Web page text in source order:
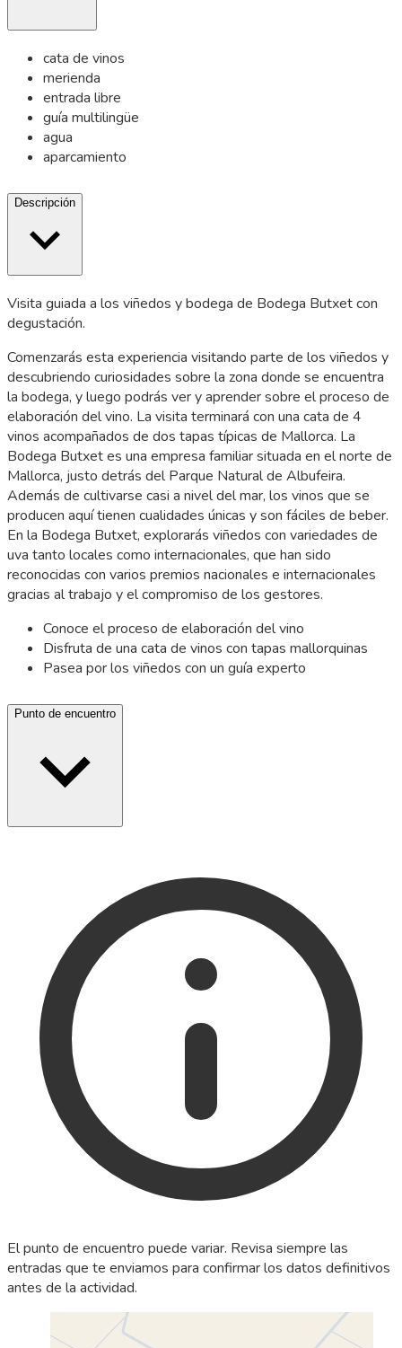
cata de vinos
merienda
entrada libre
guía multilingüe
agua
aparcamiento
Descripción
Visita guiada a los viñedos y bodega de Bodega Butxet con
degustación.
Comenzarás esta experiencia visitando parte de los viñedos y
descubriendo curiosidades sobre la zona donde se encuentra
la bodega, y luego podrás ver y aprender sobre el proceso de
elaboración del vino. La visita terminará con una cata de 4
vinos acompañados de dos tapas típicas de Mallorca. La
Bodega Butxet es una empresa familiar situada en el norte de
Mallorca, justo detrás del Parque Natural de Albufeira.
Además de cultivarse casi a nivel del mar, los vinos que se
producen aquí tienen cualidades únicas y son fáciles de beber.
En la Bodega Butxet, explorarás viñedos con variedades de
uva tanto locales como internacionales, que han sido
reconocidas con varios premios nacionales e internacionales
gracias al trabajo y el compromiso de los gestores.
Conoce el proceso de elaboración del vino
Disfruta de una cata de vinos con tapas mallorquinas
Pasea por los viñedos con un guía experto
Punto de encuentro
El punto de encuentro puede variar. Revisa siempre las
entradas que te enviamos para confirmar los datos definitivos
antes de la actividad.